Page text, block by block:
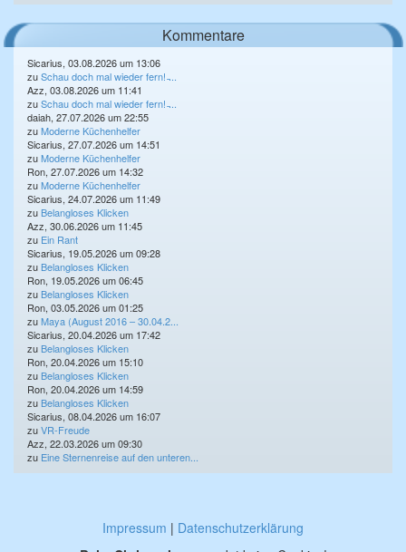
Kommentare
Sicarius, 03.08.2026 um 13:06
zuSchau doch mal wieder fern! ̵...
Azz, 03.08.2026 um 11:41
zuSchau doch mal wieder fern! ̵...
daiah, 27.07.2026 um 22:55
zuModerne Küchenhelfer
Sicarius, 27.07.2026 um 14:51
zuModerne Küchenhelfer
Ron, 27.07.2026 um 14:32
zuModerne Küchenhelfer
Sicarius, 24.07.2026 um 11:49
zu Belangloses Klicken
Azz, 30.06.2026 um 11:45
zu Ein Rant
Sicarius, 19.05.2026 um 09:28
zu Belangloses Klicken
Ron, 19.05.2026 um 06:45
zu Belangloses Klicken
Ron, 03.05.2026 um 01:25
zuMaya (August 2016 – 30.04.2...
Sicarius, 20.04.2026 um 17:42
zu Belangloses Klicken
Ron, 20.04.2026 um 15:10
zu Belangloses Klicken
Ron, 20.04.2026 um 14:59
zu Belangloses Klicken
Sicarius, 08.04.2026 um 16:07
zuVR-Freude
Azz, 22.03.2026 um 09:30
zu Eine Sternenreise auf den unteren...
Impressum | Datenschutzerklärung